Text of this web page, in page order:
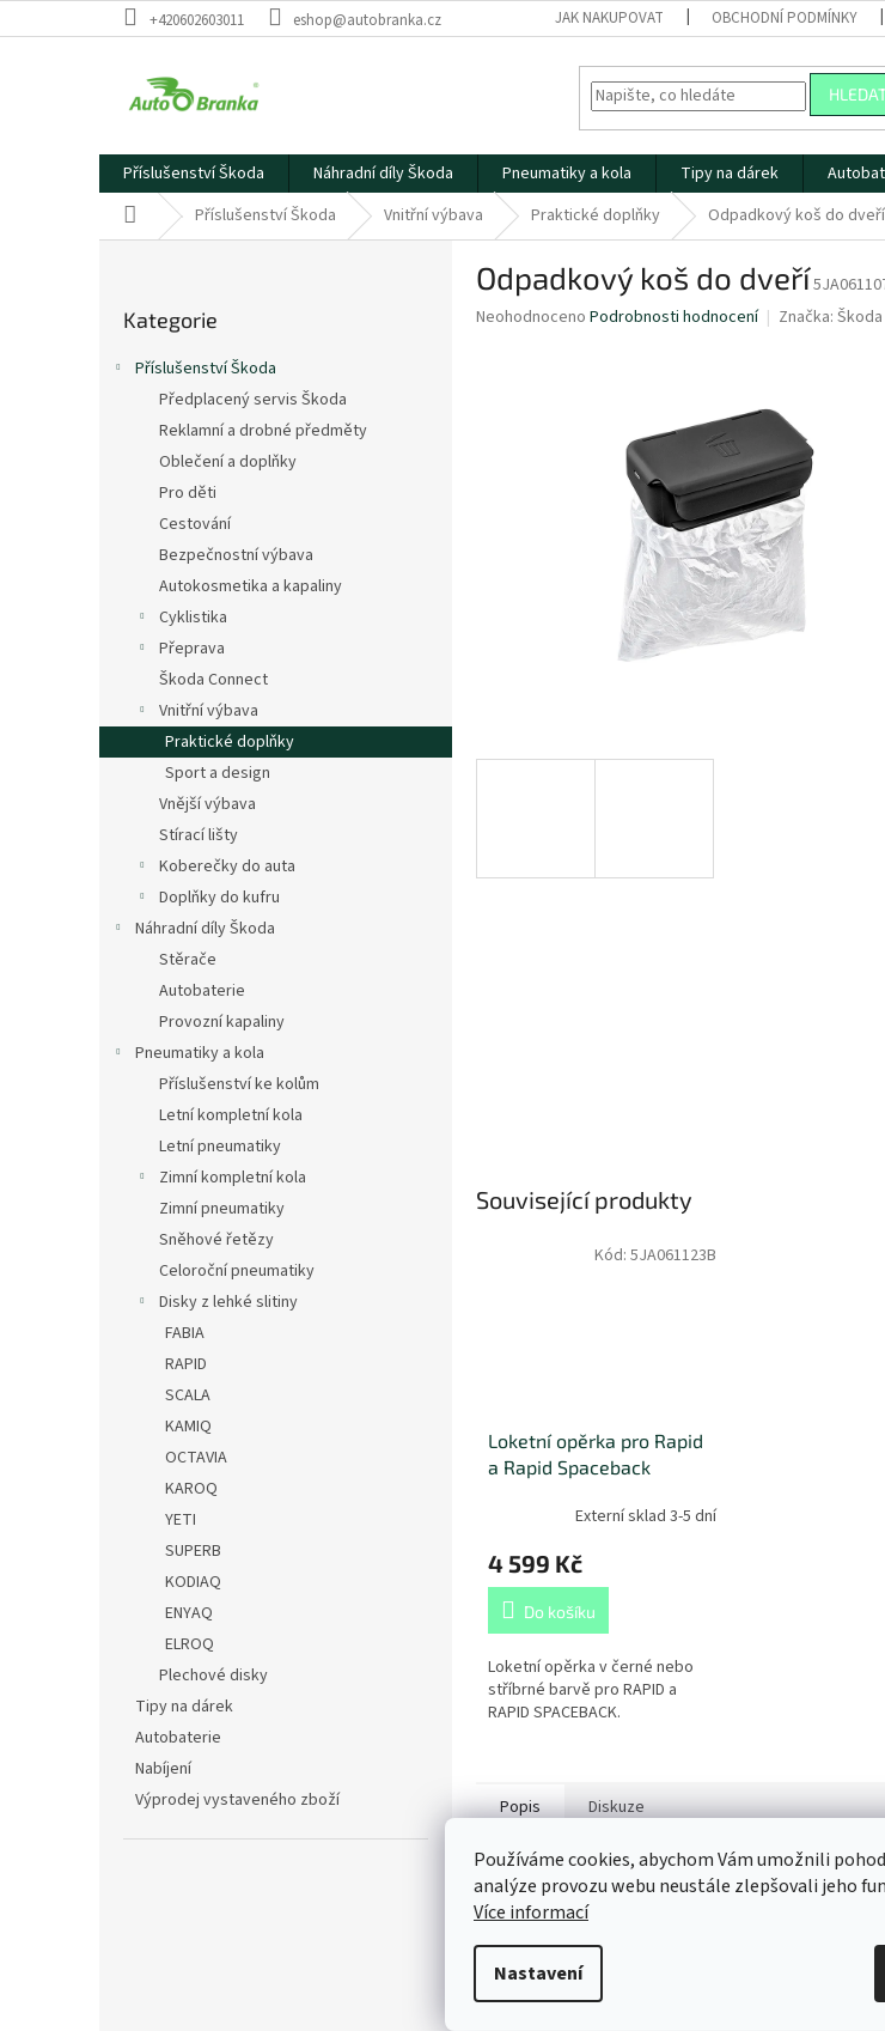
Používáme cookies, abychom Vám umožnili
analýze provozu webu neustále zlepšovali jeho
Více informací
Nastavení
na
+420602603011 eshop@autobranka.cz JAK NAKUPOVAT OBCHODNÍ PODMÍNKY
Příslušenství Škoda Náhradní díly Škoda Pneumatiky a kola Tipy na dárek
Domů Příslušenství Škoda Vnitřní výbava Praktické doplňky Odpadkový koš do dveří
kategorie
Kategorie
Příslušenství Škoda
Předplacený servis Škoda
Reklamní a drobné předměty
Oblečení a doplňky
Pro děti
Cestování
Bezpečnostní výbava
Autokosmetika a kapaliny
Cyklistika
Přeprava
Škoda Connect
Vnitřní výbava
Praktické doplňky
Sport a design
Vnější výbava
Stírací lišty
Koberečky do auta
Doplňky do kufru
Náhradní díly Škoda
Stěrače
Autobaterie
Provozní kapaliny
Pneumatiky a kola
Příslušenství ke kolům
Letní kompletní kola
Letní pneumatiky
Zimní kompletní kola
Zimní pneumatiky
Sněhové řetězy
Celoroční pneumatiky
Disky z lehké slitiny
FABIA
RAPID
SCALA
KAMIQ
OCTAVIA
KAROQ
YETI
SUPERB
KODIAQ
ENYAQ
ELROQ
Plechové disky
Tipy na dárek
Autobaterie
Nabíjení
Výprodej vystaveného zboží
Odpadkový koš do dveří
Průměrné
Neohodnoceno Podrobnosti hodnocení Značka: Škoda
Související produkty
Loketní opěrka pro Rapid
a Rapid Spaceback
Externí sklad 3-5 dní
4 599 Kč
Do košíku
Loketní opěrka v černé nebo
stříbrné barvě pro RAPID a
RAPID SPACEBACK.
Kód: 5JA061123B
Popis Diskuze
Detailní popis produktu
Kód produktu
5JA061107 9B9